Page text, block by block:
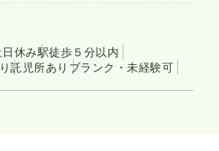
日休み駅徒歩５分以内
託児所あり ブランク・未経験可